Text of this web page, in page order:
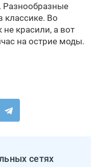
Разнообразные
классике. Во
красили, а вот
на острие моды.
сетях